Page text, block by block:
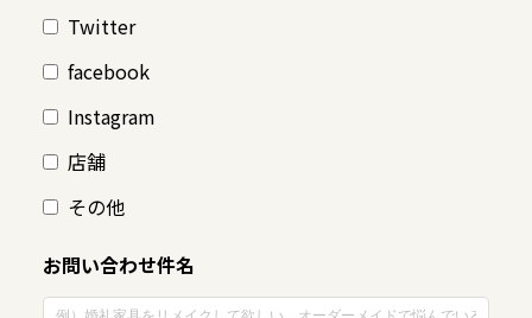
Twitter
facebook
Instagram
店舗
その他
お問い合わせ件名